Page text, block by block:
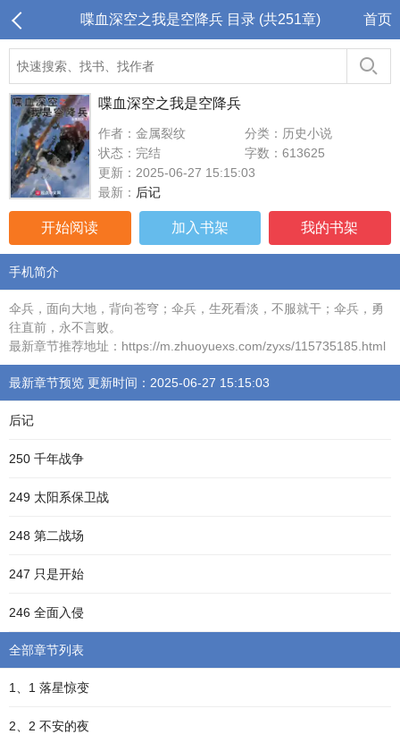
喋血深空之我是空降兵 目录 (共251章) 首页
喋血深空之我是空降兵
作者：金属裂纹
分类：历史小说
状态：完结
字数：613625
更新：2025-06-27 15:15:03
最新： 后记
开始阅读 加入书架 我的书架
手机简介
伞兵，面向大地，背向苍穹；伞兵，生死看淡，不服就干；伞兵，勇
往直前，永不言败。
最新章节推荐地址：https://m.zhuoyuexs.com/zyxs/115735185.html
最新章节预览 更新时间：2025-06-27 15:15:03
后记
250 千年战争
249 太阳系保卫战
248 第二战场
247 只是开始
246 全面入侵
全部章节列表
1、1 落星惊变
2、2 不安的夜